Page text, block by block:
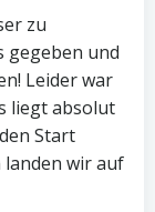
zu
gegeben und
Leider war
liegt absolut
Start
landen wir auf